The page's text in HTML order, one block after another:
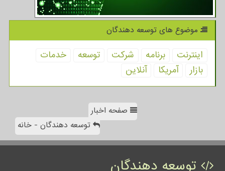
موضوع های توسعه دهندگان
اینترنت برنامه شركت توسعه
خدمات
بازار
آمریكا آنلاین
صفحه اخبار
توسعه دهندگان - خانه
توسعه دهندگان